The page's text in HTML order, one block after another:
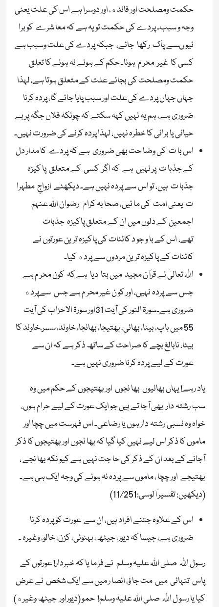
حکمت ومصلحت اور فائده، اور دوسرا ہے اس کی علت یعنی
وجہ و سبب۔ پردے کی حکمت تو یہ ہے کہ معا شرے کو برا
ئیو ںسے پاک رکھا جائے، جبکہ پردے کی علت وسبب ہے
کسی کا غیر محر م ہونا۔ حکم کے ہونے نہ ہونے کا تعلق
حکمت ومصلحت کی بجائے علت کے متعلق ہوتا ہے، لہذا
جہاں جہاں پردے کی علت اور سبب پایا جائے گا، پردہ کرنا
ضروری ہے، ہم یہ نہیں کہہ سکتے کہ چونکہ فلاں جگہ پر بے
حیائی یا برائی کا خطرہ نہیں، لہذا پردہ کرنے کی ضرورت نہیں۔
اس با ت کی وضا حت بھی ضروری ہے کہ پردے کا مدار دل
کے جذبا ت پر نہیں ہے کہ اگر کسی کے متعلق پا کیزہ
جذبا ت ہیں، تو اس سے پردہ نہیں ہے۔ دیکھئے ازواجِ مطہرا
ت یعنی امت کی ما ئیں، صحا بہ کرام رضوان اللہ عنہم
اجمعین کے دلوں میں ان کے متعلق پاکیزہ جذبات
تھے، اس کے با و جو د کائنات کی پاکیزہ ترین عورتوں نے
کائنات کے پاکیزہ ترین مردوں سے پرده كیا۔
اللہ تعالیٰ نے قرآن مجید میں بتا دیا ہے کہ کون محر م ہے
جس سے پردہ نہیں، اور کو ن غیر محر م ہے جس سےپرده
ضروری ہے۔سورۃ النور کی آیت 31اور سورۃ الاحزاب کی آیت
55 میں باپ، بیٹا، بھائی، بھتیجا، بھانجا، خاوند، سسر،خاوند کا
بیٹا، نابالغ بچے کا صراحت کے ساتھ ذکر ہے کہ ان سے
عورت کے لیے پردہ کرنا ضروری نہیں ہے۔
یاد رہے! یہاں بھائیوں بھا نجوں اور بھتیجوں کے حکم میں وہ
سب رشتہ دار بھی آجا تے ہیں جو ایک عورت کے لیے حرام ہوں،
خواہ وہ نسبی رشتہ دار ہوں یا رضاعی۔ اس فہرست میں چچا اور
ماموں کا ذکر اس لیے نہیں کیا گیا کہ بھا نجوں اور بھتیجوں کا ذکر
آجانے کے بعد ان کے ذکر کی حا جت نہیں ہے کیو نکہ بھا نجے ،
بھتیجے اور چچا ، ماموں سے پردہ نہ ہونے کی وجہ ایک ہی ہے۔
(دیکھیں: تفسیر آلوسی:11/251)
اس کے علاوہ جتنے افراد ہیں، ان سے عورت کو پردہ کرنا
ضروری ہے، جیسا کہ دیور، جیٹھ، بہنوئی، کزن، خالو، وغیرہ ۔
رسول اللہ صلی اللہ علیہ وسلم نے فر ما یا کہ خبردار! عورتوں کے
پاس تنہائی میں مت جا ؤ، انصا ر میں سے ایک شخص نے عرض
کیا یا رسو ل اللہ صلی اللہ علیہ وسلم! حمو (دیوراور جیٹھ وغيره)